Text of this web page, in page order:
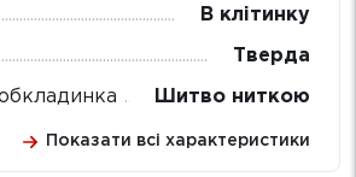
В клітинку
Тверда
Шитво ниткою
Показати всі характеристики